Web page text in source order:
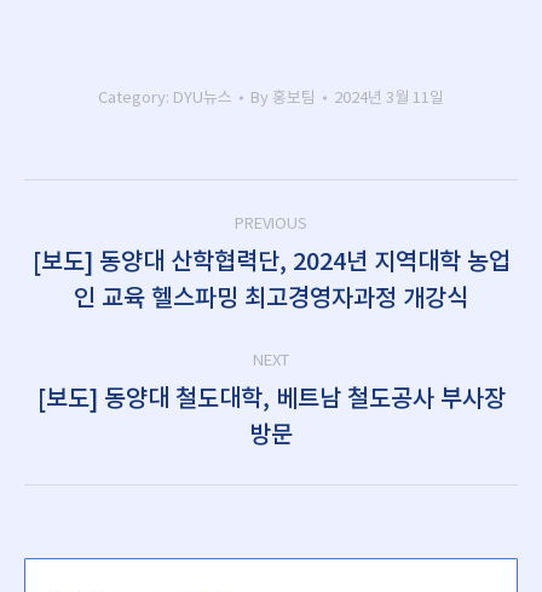
Category: DYU뉴스 By 홍보팀 2024년 3월 11일
navigation
PREVIOUS
Previous
post:
[보도] 동양대 산학협력단, 2024년 지역대학 농업
인 교육 헬스파밍 최고경영자과정 개강식
NEXT
post:
[보도] 동양대 철도대학, 베트남 철도공사 부사장
방문